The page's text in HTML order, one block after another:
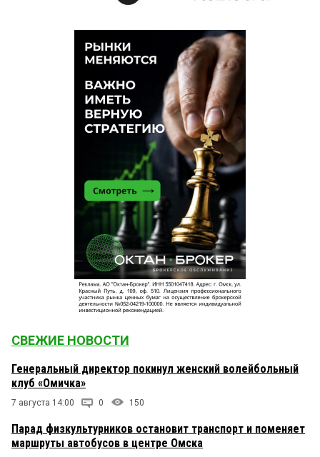
СВЕЖИЕ НОВОСТИ
Генеральный директор покинул женский волейбольный
клуб «Омичка»
7 августа 14:00 0 150
Парад физкультурников остановит транспорт и поменяет
маршруты автобусов в центре Омска